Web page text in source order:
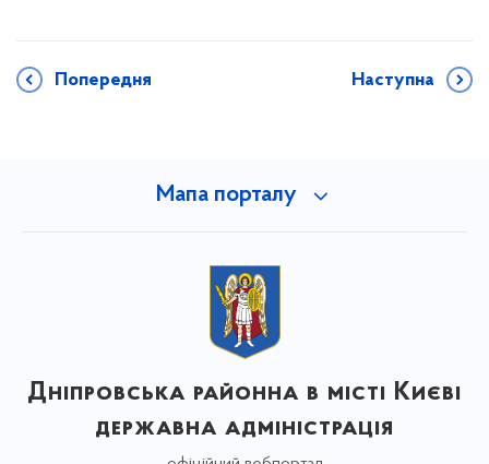
Попередня Наступна
Мапа порталу
Дніпровська районна в місті Києві
державна адміністрація